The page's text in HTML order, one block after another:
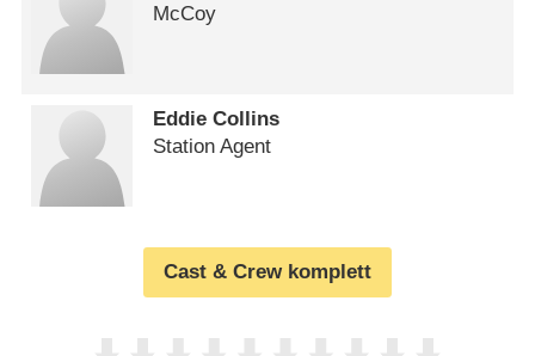
McCoy
Eddie Collins
Station Agent
Cast & Crew komplett